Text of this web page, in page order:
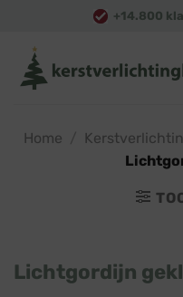
content
+14.800
Home
Lichtgordijn